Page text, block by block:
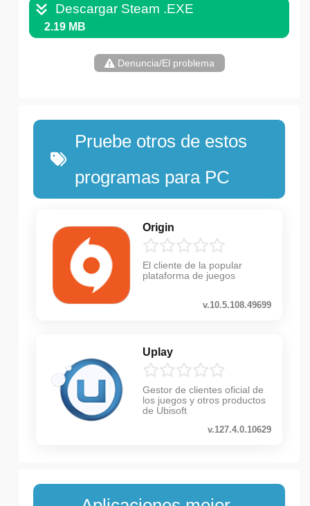
Descargar Steam .EXE
2.19 MB
Denuncia/El problema
Pruebe otros de estos
programas para PC
Origin
El cliente de la popular
plataforma de juegos
v.10.5.108.49699
Uplay
Gestor de clientes oficial de
los juegos y otros productos
de Ubisoft
v.127.4.0.10629